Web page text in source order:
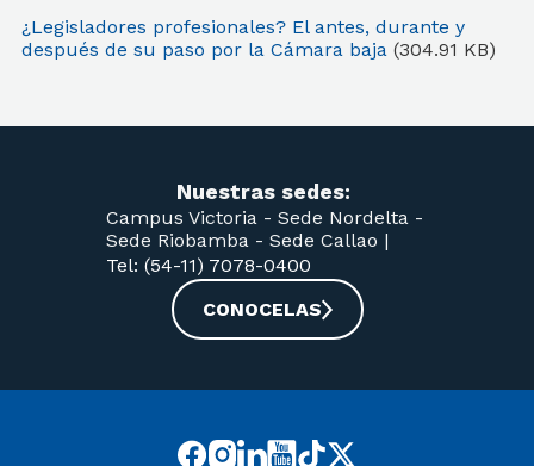
¿Legisladores profesionales? El antes, durante y
después de su paso por la Cámara baja (304.91 KB)
Nuestras sedes:
Campus Victoria - Sede Nordelta -
Sede Riobamba - Sede Callao |
Tel: (54-11) 7078-0400
CONOCELAS